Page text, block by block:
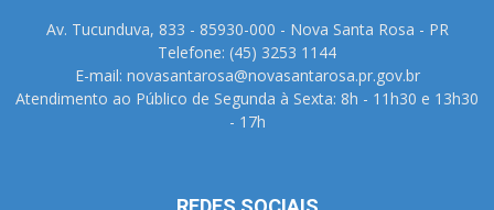
Av. Tucunduva, 833 - 85930-000 - Nova Santa Rosa - PR
Telefone: (45) 3253 1144
E-mail: novasantarosa@novasantarosa.pr.gov.br
Atendimento ao Público de Segunda à Sexta: 8h - 11h30 e 13h30
- 17h